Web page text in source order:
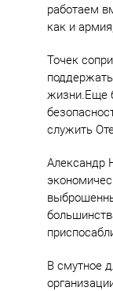
работаем
как и
Точек
жизни.Еще
служить
Александр
В смутное